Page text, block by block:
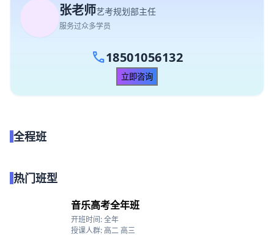
张老师艺考规划部主任
call 18501056132
立即咨询
音乐高考全年班